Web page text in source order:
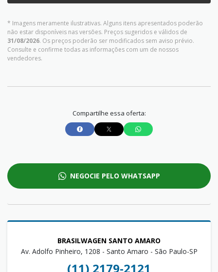
* Imagens meramente ilustrativas. Alguns itens apresentados poderão
não estar disponíveis nas versões. Preços sugeridos e válidos de
31/08/2026. Os preços poderão ser modificados sem aviso prévio.
Consulte e confirme todas as informações com um de nossos
vendedores.
Compartilhe essa oferta:
NEGOCIE PELO WHATSAPP
BRASILWAGEN SANTO AMARO
Av. Adolfo Pinheiro, 1208 - Santo Amaro - São Paulo-SP
(11) 2179-2121